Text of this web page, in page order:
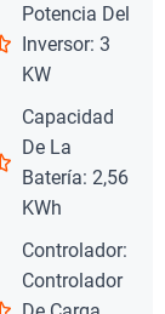
Potencia Del
Inversor: 3
KW
Capacidad
De La
Batería: 2,56
KWh
Controlador:
Controlador